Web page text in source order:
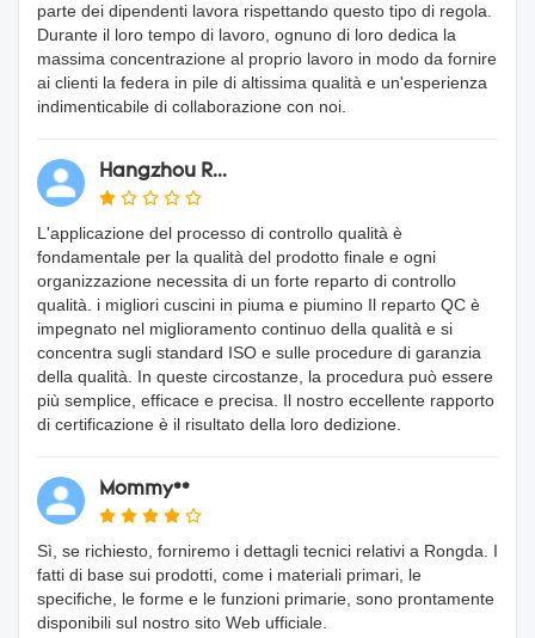
parte dei dipendenti lavora rispettando questo tipo di regola.
Durante il loro tempo di lavoro, ognuno di loro dedica la
massima concentrazione al proprio lavoro in modo da fornire
ai clienti la federa in pile di altissima qualità e un'esperienza
indimenticabile di collaborazione con noi.
Hangzhou R...
L'applicazione del processo di controllo qualità è
fondamentale per la qualità del prodotto finale e ogni
organizzazione necessita di un forte reparto di controllo
qualità. i migliori cuscini in piuma e piumino Il reparto QC è
impegnato nel miglioramento continuo della qualità e si
concentra sugli standard ISO e sulle procedure di garanzia
della qualità. In queste circostanze, la procedura può essere
più semplice, efficace e precisa. Il nostro eccellente rapporto
di certificazione è il risultato della loro dedizione.
Mommy**
Sì, se richiesto, forniremo i dettagli tecnici relativi a Rongda. I
fatti di base sui prodotti, come i materiali primari, le
specifiche, le forme e le funzioni primarie, sono prontamente
disponibili sul nostro sito Web ufficiale.